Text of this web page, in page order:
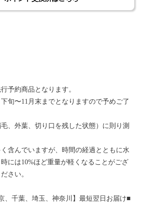
予約商品となります。
旬〜11月末までとなりますので予めご了
、外葉、切り口を残した状態）に則り測
含んでいますが、時間の経過とともに水
には10%ほど重量が軽くなることがござ
さい。
、千葉、埼玉、神奈川】最短翌日お届け■